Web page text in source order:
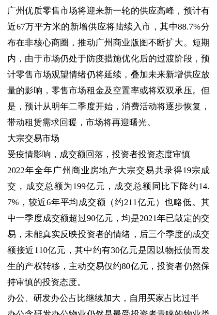
广州优质零售市场将迎来新一轮的供应高峰，预计有
近67万平方米的新增供应将陆续入市，其中88.7%分
布在非核心商圈，推动广州商业版图不断扩大。短期
内，由于市场仍处于防疫措施优化后的过渡阶段，预
计零售市场观望情绪仍将延续，叠加未来新增供应放
量的影响，零售市场租金及空置率或将双双承压。但
是，预计从明年二季度开始，消费活动将逐步恢复，
带动租赁需求回暖，市场将再迎曙光。
大宗交易市场
受疫情影响，成交额回落，投资者投资态度审慎
2022年全年广州商业房地产大宗交易共录得19宗成
交，成交总额为199亿元，成交总额同比下降约14.
7%，较近6年平均成交额（约211亿元）也略低。其
中一季度成交额超过90亿元，均是2021年已敲定的交
易，未能真实反映投资者的情绪，后三个季度的成交
额接近110亿元，其中约有30亿元是因以物抵债而发
生的产权转移，主动交易仅约80亿元，投资者仍然保
持审慎的投资态度。
办公、研发办公占比继续加大，自用买家占比过半